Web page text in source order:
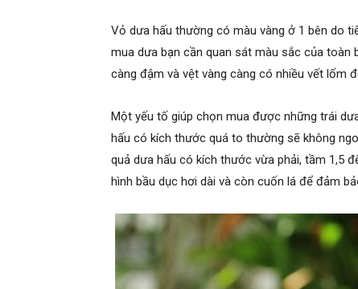
Vỏ dưa hấu thường có màu vàng ở 1 bên do
mua dưa bạn cần quan sát màu sắc của toàn
càng đậm và vệt vàng càng có nhiều vết lốm
Một yếu tố giúp chọn mua được những trái
hấu có kích thước quá to thường sẽ không
quả dưa hấu có kích thước vừa phải, tầm 1,5
hình bầu dục hơi dài và còn cuốn lá để đảm